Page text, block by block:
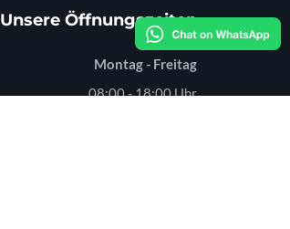
Unsere Öffnungszeiten
Montag - Freitag
08:00 - 18:00 Uhr